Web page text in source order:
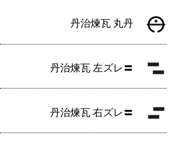
丹治煉瓦 丸丹
丹治煉瓦 左ズレ〓
丹治煉瓦 右ズレ〓